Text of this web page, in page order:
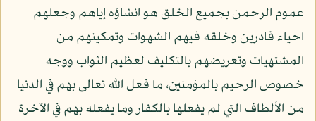
عموم الرحمن بجميع الخلق هو انشاؤه إياهم وجعلهم
احياء قادرين وخلقه فيهم الشهوات وتمكينهم من
المشتهيات وتعريضهم بالتكليف لعظيم الثواب ووجه
خصوص الرحيم بالمؤمنين، ما فعل الله تعالى بهم في الدنيا
من الألطاف التي لم يفعلها بالكفار وما يفعله بهم في الآخرة